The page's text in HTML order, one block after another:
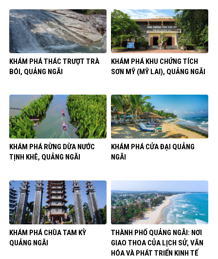
KHÁM PHÁ THÁC TRƯỢT TRÀ
BÓI, QUẢNG NGÃI
KHÁM PHÁ KHU CHỨNG TÍCH
SƠN MỸ (MỸ LAI), QUẢNG NGÃI
KHÁM PHÁ RỪNG DỪA NƯỚC
TỊNH KHÊ, QUẢNG NGÃI
KHÁM PHÁ CỬA ĐẠI QUẢNG
NGÃI
KHÁM PHÁ CHÙA TAM KỲ
QUẢNG NGÃI
THÀNH PHỐ QUẢNG NGÃI: NƠI
GIAO THOA CỦA LỊCH SỬ, VĂN
HÓA VÀ PHÁT TRIỂN KINH TẾ